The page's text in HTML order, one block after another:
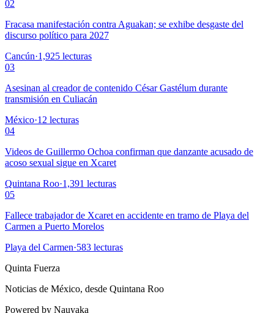
02
Fracasa manifestación contra Aguakan; se exhibe desgaste del
discurso político para 2027
Cancún·1,925 lecturas
03
Asesinan al creador de contenido César Gastélum durante
transmisión en Culiacán
México·12 lecturas
04
Videos de Guillermo Ochoa confirman que danzante acusado de
acoso sexual sigue en Xcaret
Quintana Roo·1,391 lecturas
05
Fallece trabajador de Xcaret en accidente en tramo de Playa del
Carmen a Puerto Morelos
Playa del Carmen·583 lecturas
Quinta Fuerza
Noticias de México, desde Quintana Roo
Powered by Nauyaka